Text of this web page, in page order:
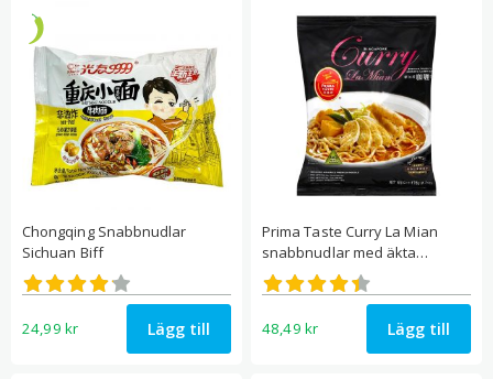
Chongqing Snabbnudlar
Sichuan Biff
Betygsatt
4.14
av 5
24,99 kr Lägg till
Prima Taste Curry La Mian
snabbnudlar med äkta
currypasta & kokosmjölk
Betygsatt
4.40
av 5
48,49 kr Lägg till